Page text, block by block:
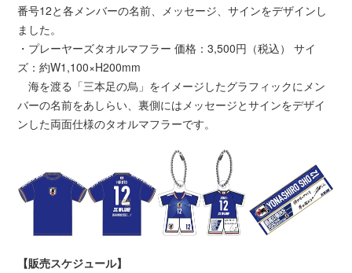
番号12と各メンバーの名前、メッセージ、サインをデザインし
ました。
・プレーヤーズタオルマフラー 価格：3,500円（税込） サイ
ズ：約W1,100×H200mm
海を渡る「三本足の烏」をイメージしたグラフィックにメン
バーの名前をあしらい、裏側にはメッセージとサインをデザイ
ンした両面仕様のタオルマフラーです。
【販売スケジュール】